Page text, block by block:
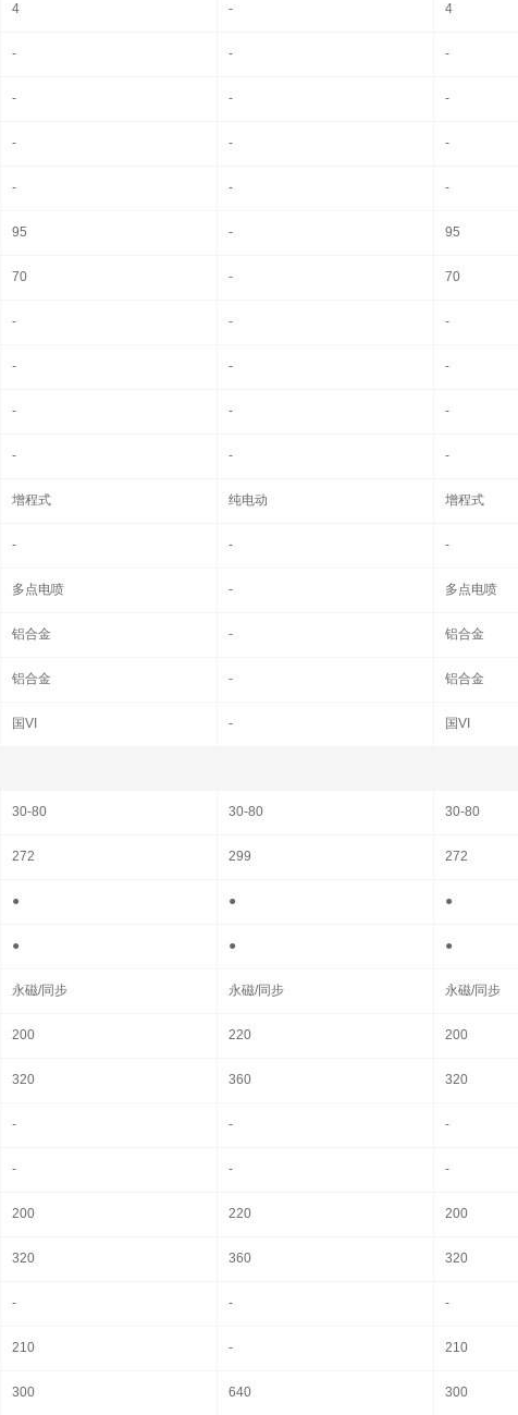
4 - 4
- - -
- - -
- - -
- - -
95 - 95
70 - 70
- - -
- - -
- - -
- - -
增程式 纯电动 增程式
- - -
多点电喷 - 多点电喷
铝合金 - 铝合金
铝合金 - 铝合金
国VI - 国VI
30-80 30-80 30-80
272 299 272
● ● ●
● ● ●
永磁/同步 永磁/同步 永磁/同步
200 220 200
320 360 320
- - -
- - -
200 220 200
320 360 320
- - -
210 - 210
300 640 300